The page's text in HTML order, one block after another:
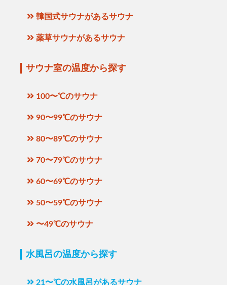
韓国式サウナがあるサウナ
薬草サウナがあるサウナ
サウナ室の温度から探す
100〜℃のサウナ
90〜99℃のサウナ
80〜89℃のサウナ
70〜79℃のサウナ
60〜69℃のサウナ
50〜59℃のサウナ
〜49℃のサウナ
水風呂の温度から探す
21〜℃の水風呂があるサウナ